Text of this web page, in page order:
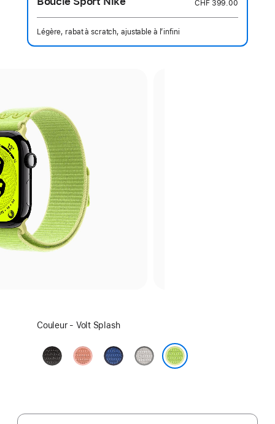
CHF 399.00
Légère, rabat à scratch, ajustable à l’infini
Sélectionnez
coloris :
Couleur - Volt Splash
Noir
nuit
Rose
Alpenglow
Blue
Ribbon
Gris
voilé